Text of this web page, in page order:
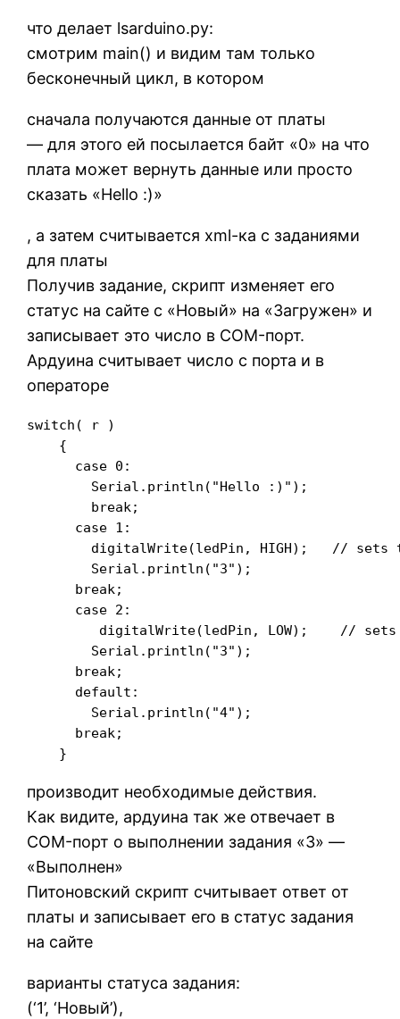
что делает lsarduino.py:
смотрим main() и видим там только
бесконечный цикл, в котором
сначала получаются данные от платы
— для этого ей посылается байт «0» на что
плата может вернуть данные или просто
сказать «Hello :)»
, а затем считывается xml-ка с заданиями
для платы
Получив задание, скрипт изменяет его
статус на сайте с «Новый» на «Загружен» и
записывает это число в COM-порт.
Ардуина считывает число с порта и в
операторе
switch( r )
    {
      case 0:
        Serial.println("Hello :)");
        break;
      case 1:
digitalWrite(ledPin, HIGH);   // sets
        Serial.println("3");
      break;
      case 2:
digitalWrite(ledPin, LOW);    //
        Serial.println("3");
      break;
      default:
        Serial.println("4");
      break;
    }
производит необходимые действия.
Как видите, ардуина так же отвечает в
COM-порт о выполнении задания «3» —
«Выполнен»
Питоновский скрипт считывает ответ от
платы и записывает его в статус задания
на сайте
варианты статуса задания:
(‘1’, ‘Новый’),